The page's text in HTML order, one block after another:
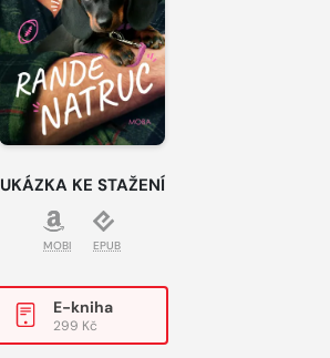
UKÁZKA KE STAŽENÍ
MOBI EPUB
E-kniha
299 Kč